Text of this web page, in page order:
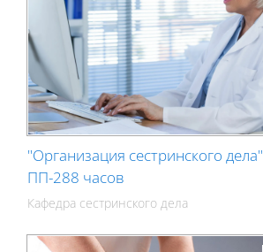
"Организация сестринского дела"
ПП-288 часов
Кафедра сестринского дела